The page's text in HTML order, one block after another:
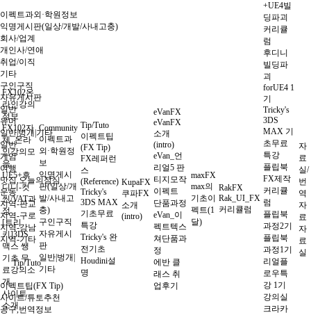
이펙트과외·학원정보
익명게시판(일상/개발/사내고충)
회사/업계
개인사/연애
취업/이직
기타
구인구직
자유게시판
일반
유머
일반|벙개|기타
일반
게임
여행
맛집,오늘의점심
운동
지역-판교
지역-구로
지역-강남
지역-기타
Tip/Tuto
이펙트팁(FX Tip)
사이트/튜토추천
공구,번역정보
FX102온
라인강의
정보
FX102자
체_온라
인강의모
음
UE5+후
디니-컷
씬/VAT과
정
[트리
키]3DS
맥스 쌩
기초 무
료강의소
개
사이트
소개
Community
이펙트과
외·학원정
보
익명게시
판(일상/개
발/사내고
충)
구인구직
자유게시
판
일반|벙개|
기타
Tip/Tuto
이펙트팁
(FX Tip)
FX레퍼런
스
(Reference)
Tricky's
3DS MAX
기초무료
특강
Tricky's 완
전기초
Houdini설
명
KupaFX
쿠파FX
소개
(intro)
eVanFX
eVanFX
소개
(intro)
eVan_언
리얼5 판
티지모작
이펙트
단품과정
eVan_이
펙트텍스
쳐단품과
정
에반 클
래스 취
업후기
maxFX
max의
기초이
펙트(1
달)
RakFX
Rak_UI_FX
커리큘럼
+UE4빌
딩파괴
커리큘
럼
후디니
빌딩파
괴
forUE4 1
기
Tricky's
3DS
MAX 기
초무료
특강
플립북
FX제작
커리큘
럼
플립북
과정2기
플립북
과정1기
리얼플
로우특
강 1기
강의실
크라카
자
료
실/
번
역
자
료
자
료
실